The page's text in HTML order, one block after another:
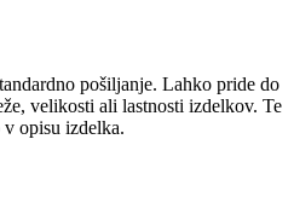
pošiljanje. Lahko pride do
velikosti ali lastnosti izdelkov. Te
v opisu izdelka.